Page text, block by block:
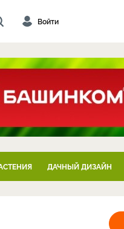
Войти
ДАЧНЫЙ ДИЗАЙН